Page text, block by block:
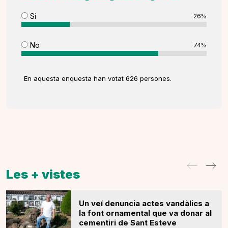
Sí 26%
No 74%
En aquesta enquesta han votat 626 persones.
Les + vistes
Un veí denuncia actes vandàlics a
la font ornamental que va donar al
cementiri de Sant Esteve